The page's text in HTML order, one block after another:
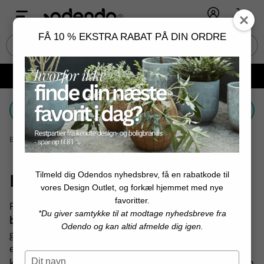
Kurv
Fri fragt ved køb over 599 kr. og minimum 2 varer 📦
Vælg et filter
Bolig og design│Kategorier│Badeværelsestilbehør
Badeværelsestilbehør
På denne side finder du et bredt udvalg af
badeværelsestilbehørfra flere fede brands. Nogle
gange kan et badeværelse trænge til en fornyelse, da
et badeværelse ofte kan blive lidt for praktisk eller
FÅ 10 % EKSTRA RABAT PÅ DIN ORDRE
Tilmeld dig Odendos nyhedsbrev, få en rabatkode til
vores Design Outlet, og forkæl hjemmet med nye
favoritter.
*Du giver samtykke til at modtage nyhedsbreve fra
Odendo og kan altid afmelde dig igen.
Type